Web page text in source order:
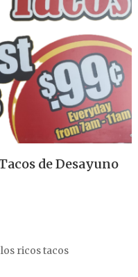
de Desayuno
ricos tacos